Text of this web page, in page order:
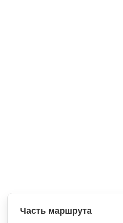
Часть маршрута